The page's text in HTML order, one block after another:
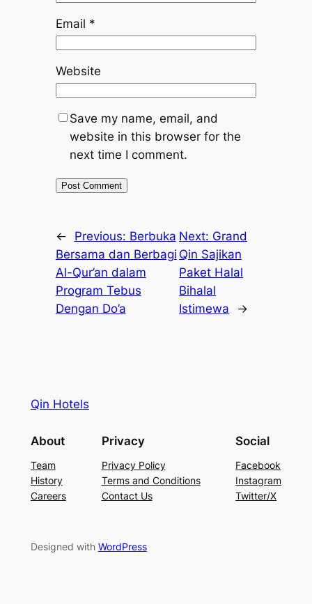
Email *
Website
Save my name, email, and
website in this browser for the
next time I comment.
← Previous: Berbuka
Bersama dan Berbagi
Al-Qur’an dalam
Program Tebus
Dengan Do’a
Next: Grand
Qin Sajikan
Paket Halal
Bihalal
Istimewa
→
Qin Hotels
About
Team
History
Careers
Privacy
Privacy Policy
Terms and Conditions
Contact Us
Social
Facebook
Instagram
Twitter/X
Designed with WordPress